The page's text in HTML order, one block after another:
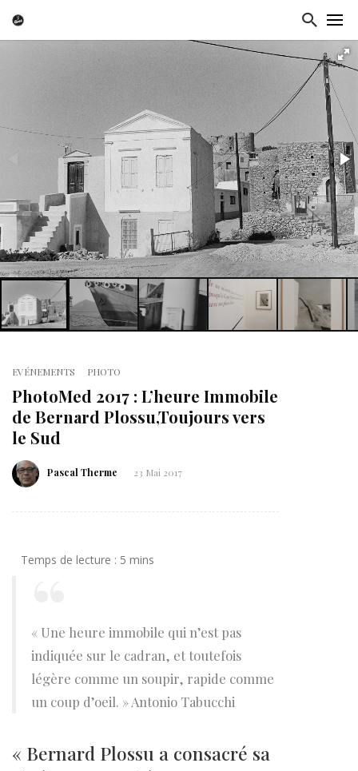
EVÉNEMENTS PHOTO
PhotoMed 2017 : L’heure Immobile
de Bernard Plossu,Toujours vers
le Sud
Pascal Therme 23 Mai 2017
« Une heure immobile qui n’est pas
indiquée sur le cadran, et toutefois
légère comme un soupir, rapide comme
un coup d’oeil. » Antonio Tabucchi
« Bernard Plossu a consacré sa